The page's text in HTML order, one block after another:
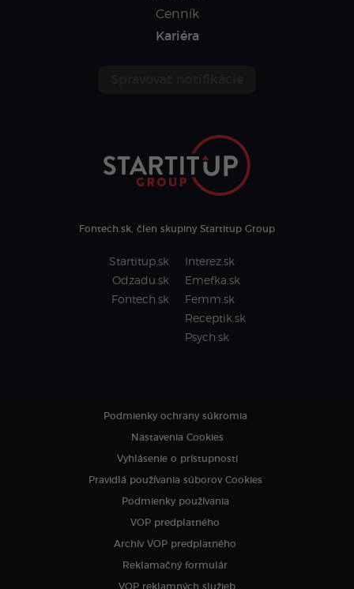
Cenník
Kariéra
Fontech.sk, člen skupiny Startitup Group
Startitup.sk
Odzadu.sk
Fontech.sk
Interez.sk
Emefka.sk
Femm.sk
Receptik.sk
Psych.sk
Podmienky ochrany súkromia
Nastavenia Cookies
Vyhlásenie o prístupnosti
Pravidlá používania súborov Cookies
Podmienky používania
VOP predplatného
Archív VOP predplatného
Reklamačný formulár
VOP reklamných služieb